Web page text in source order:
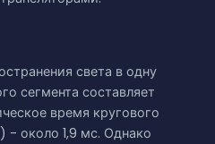
света в одну
сегмента составляет
время кругового
- около 1,9 мс. Однако